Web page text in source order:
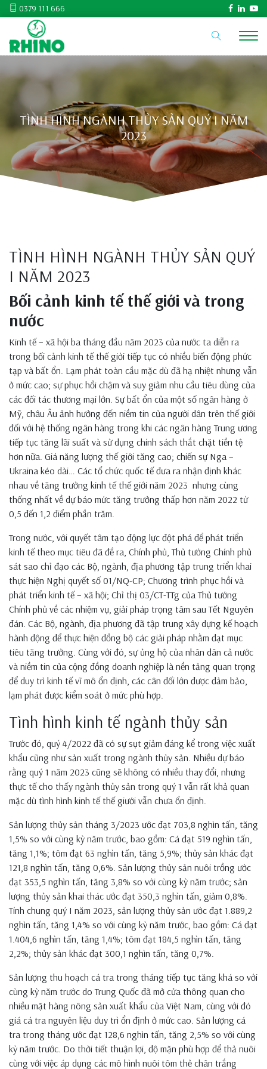
0379 111 666
TÌNH HÌNH NGÀNH THỦY SẢN QUÝ I NĂM
2023
TÌNH HÌNH NGÀNH THỦY SẢN QUÝ
I NĂM 2023
Bối cảnh kinh tế thế giới và trong
nước
Kinh tế – xã hội ba tháng đầu năm 2023 của nước ta diễn ra
trong bối cảnh kinh tế thế giới tiếp tục có nhiều biến động phức
tạp và bất ổn. Lạm phát toàn cầu mặc dù đã hạ nhiệt nhưng vẫn
ở mức cao; sự phục hồi chậm và suy giảm nhu cầu tiêu dùng của
các đối tác thương mại lớn. Sự bất ổn của một số ngân hàng ở
Mỹ, châu Âu ảnh hưởng đến niềm tin của người dân trên thế giới
đối với hệ thống ngân hàng trong khi các ngân hàng Trung ương
tiếp tục tăng lãi suất và sử dụng chính sách thắt chặt tiền tệ
hơn nữa. Giá năng lượng thế giới tăng cao; chiến sự Nga –
Ukraina kéo dài… Các tổ chức quốc tế đưa ra nhận định khác
nhau về tăng trưởng kinh tế thế giới năm 2023 nhưng cùng
thống nhất về dự báo mức tăng trưởng thấp hơn năm 2022 từ
0,5 đến 1,2 điểm phần trăm.
Trong nước, với quyết tâm tạo động lực đột phá để phát triển
kinh tế theo mục tiêu đã đề ra, Chính phủ, Thủ tướng Chính phủ
sát sao chỉ đạo các Bộ, ngành, địa phương tập trung triển khai
thực hiện Nghị quyết số 01/NQ-CP; Chương trình phục hồi và
phát triển kinh tế – xã hội; Chỉ thị 03/CT-TTg của Thủ tướng
Chính phủ về các nhiệm vụ, giải pháp trọng tâm sau Tết Nguyên
đán. Các Bộ, ngành, địa phương đã tập trung xây dựng kế hoạch
hành động để thực hiện đồng bộ các giải pháp nhằm đạt mục
tiêu tăng trưởng. Cùng với đó, sự ủng hộ của nhân dân cả nước
và niềm tin của cộng đồng doanh nghiệp là nền tảng quan trọng
để duy trì kinh tế vĩ mô ổn định, các cân đối lớn được đảm bảo,
lạm phát được kiểm soát ở mức phù hợp.
Tình hình kinh tế ngành thủy sản
Trước đó, quý 4/2022 đã có sự sụt giảm đáng kể trong việc xuất
khẩu cũng như sản xuất trong ngành thủy sản. Nhiều dự báo
rằng quý 1 năm 2023 cũng sẽ không có nhiều thay đổi, nhưng
thực tế cho thấy ngành thủy sản trong quý 1 vẫn rất khả quan
mặc dù tình hình kinh tế thế giưới vẫn chưa ổn định.
Sản lượng thủy sản tháng 3/2023 ước đạt 703,8 nghìn tấn, tăng
1,5% so với cùng kỳ năm trước, bao gồm: Cá đạt 519 nghìn tấn,
tăng 1,1%; tôm đạt 63 nghìn tấn, tăng 5,9%; thủy sản khác đạt
121,8 nghìn tấn, tăng 0,6%. Sản lượng thủy sản nuôi trồng ước
đạt 353,5 nghìn tấn, tăng 3,8% so với cùng kỳ năm trước; sản
lượng thủy sản khai thác ước đạt 350,3 nghìn tấn, giảm 0,8%.
Tính chung quý I năm 2023, sản lượng thủy sản ước đạt 1.889,2
nghìn tấn, tăng 1,4% so với cùng kỳ năm trước, bao gồm: Cá đạt
1.404,6 nghìn tấn, tăng 1,4%; tôm đạt 184,5 nghìn tấn, tăng
2,2%; thủy sản khác đạt 300,1 nghìn tấn, tăng 0,7%.
Sản lượng thu hoạch cá tra trong tháng tiếp tục tăng khá so với
cùng kỳ năm trước do Trung Quốc đã mở cửa thông quan cho
nhiều mặt hàng nông sản xuất khẩu của Việt Nam, cùng với đó
giá cá tra nguyên liệu duy trì ổn định ở mức cao. Sản lượng cá
tra trong tháng ước đạt 128,6 nghìn tấn, tăng 2,5% so với cùng
kỳ năm trước. Do thời tiết thuận lợi, độ mặn phù hợp để thả nuôi
cùng với việc áp dụng các mô hình nuôi tôm thẻ chân trắng